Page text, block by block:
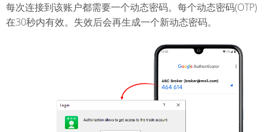
每次连接到该账户都需要一个动态密码。每个动态密码(OTP)
在30秒内有效。失效后会再生成一个新动态密码。